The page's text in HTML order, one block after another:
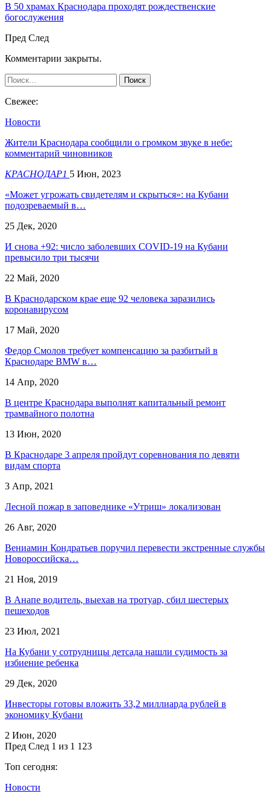
В 50 храмах Краснодара проходят рождественские
богослужения
Пред След
Комментарии закрыты.
Свежее:
Новости
​Жители Краснодара сообщили о громком звуке в небе:
комментарий чиновников
КРАСНОДАР1 5 Июн, 2023
«Может угрожать свидетелям и скрыться»: на Кубани
подозреваемый в…
25 Дек, 2020
И снова +92: число заболевших COVID-19 на Кубани
превысило три тысячи
22 Май, 2020
В Краснодарском крае еще 92 человека заразились
коронавирусом
17 Май, 2020
Федор Смолов требует компенсацию за разбитый в
Краснодаре BMW в…
14 Апр, 2020
В центре Краснодара выполнят капитальный ремонт
трамвайного полотна
13 Июн, 2020
В Краснодаре 3 апреля пройдут соревнования по девяти
видам спорта
3 Апр, 2021
Лесной пожар в заповеднике «Утриш» локализован
26 Авг, 2020
Вениамин Кондратьев поручил перевести экстренные службы
Новороссийска…
21 Ноя, 2019
В Анапе водитель, выехав на тротуар, сбил шестерых
пешеходов
23 Июл, 2021
На Кубани у сотрудницы детсада нашли судимость за
избиение ребенка
29 Дек, 2020
Инвесторы готовы вложить 33,2 миллиарда рублей в
экономику Кубани
2 Июн, 2020
Пред След 1 из 1 123
Топ сегодня:
Новости